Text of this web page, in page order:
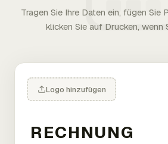
Tragen Sie Ihre Daten ein, fügen Sie
klicken Sie auf Drucken, wenn
Logo hinzufügen